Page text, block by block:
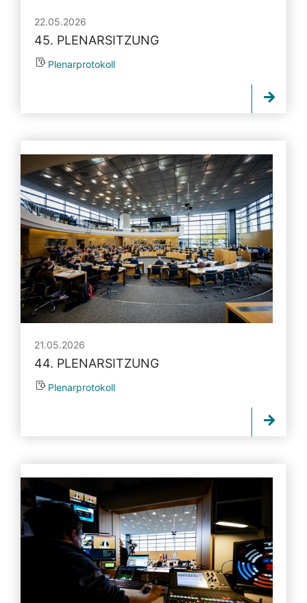
22.05.2026
45. PLENARSITZUNG
Plenarprotokoll
21.05.2026
44. PLENARSITZUNG
Plenarprotokoll